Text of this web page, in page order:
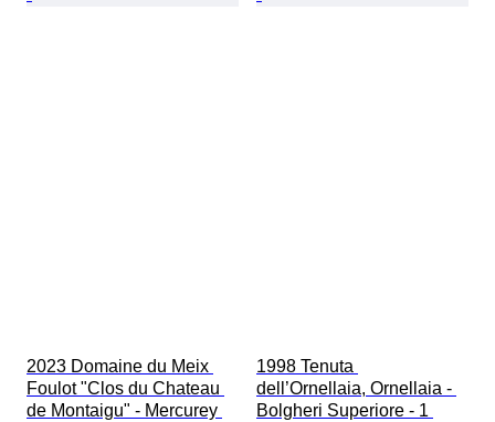
2023 Domaine du Meix
Foulot "Clos du Chateau
de Montaigu" - Mercurey
1998 Tenuta
dell’Ornellaia, Ornellaia -
Bolgheri Superiore - 1